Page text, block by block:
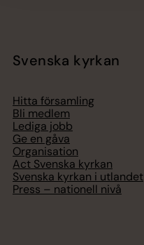
Svenska kyrkan
Hitta församling
Bli medlem
Lediga jobb
Ge en gåva
Organisation
Act Svenska kyrkan
Svenska kyrkan i utlandet
Press – nationell nivå